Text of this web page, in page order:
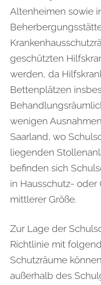
Altenheimen sowie
geschützten
werden, da
Bettenplätzen
wenigen
Saarland, wo
liegenden
befinden sich
in Hausschutz- oder
mittlerer Größe.
Zur Lage der
Richtlinie mit
Schutzräume
außerhalb des